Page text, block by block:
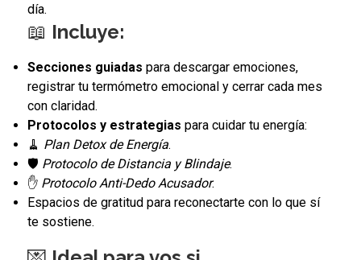
día.
📖 Incluye:
Secciones guiadas para descargar emociones,
registrar tu termómetro emocional y cerrar cada mes
con claridad.
Protocolos y estrategias para cuidar tu energía:
🧹 Plan Detox de Energía.
🛡 Protocolo de Distancia y Blindaje.
✋ Protocolo Anti-Dedo Acusador.
Espacios de gratitud para reconectarte con lo que sí
te sostiene.